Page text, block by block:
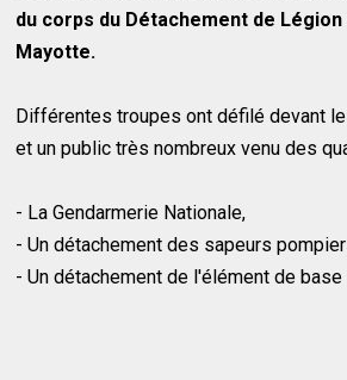
du corps du Détachement de
Mayotte.
Différentes troupes ont défilé devant
et un public très nombreux venu des
- La Gendarmerie Nationale,
- Un détachement des sapeurs
- Un détachement de l'élément de